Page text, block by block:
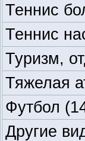
Теннис
Теннис
Туризм,
Тяжелая
Футбол
Другие